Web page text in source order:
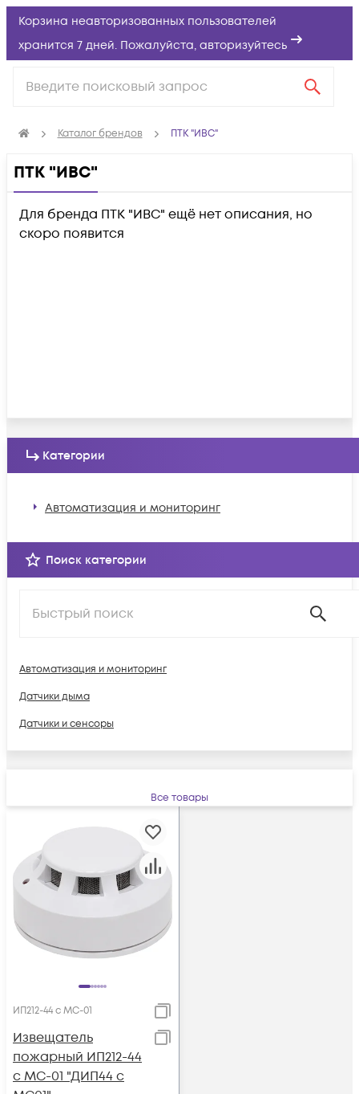
Корзина неавторизованных пользователей
хранится 7 дней. Пожалуйста, авторизуйтесь
Каталог брендов ПТК "ИВС"
ПТК "ИВС"
Для бренда ПТК "ИВС" ещё нет описания, но
скоро появится
Категории
Автоматизация и мониторинг
Поиск категории
Автоматизация и мониторинг
Датчики дыма
Датчики и сенсоры
Все товары
ИП212-44 с МС-01
Извещатель
пожарный ИП212-44
с МС-01 "ДИП44 с